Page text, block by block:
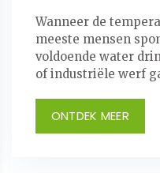
Wanneer de
meeste mensen
voldoende water
of industriële werf
ONTDEK MEER